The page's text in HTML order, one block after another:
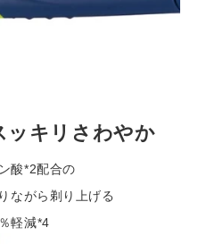
ッキリさわやか
酸*2配合の
ながら剃り上げる
軽減*4